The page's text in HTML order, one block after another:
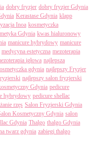
dobry fryzjer dobry fryzjer Gdynia
Kerastase Gdynia klapp
Inoa kosmetyczka
Gdynia kwas hialuronowy
manicure hybrydowy manicure
medycyna estetyczna mezoterapia
igłowa najlepsza
gdynia najlepszy Fryzjer
najlepszy salon fryzjerski
Gdynia pedicure
hybrydowy pedicure shellac
rzęs Salon Fryzjerski Gdynia
Kosmetyczny Gdynia salon
Gdynia Thalgo thalgo Gdynia
twarz gdynia zabiegi thalgo